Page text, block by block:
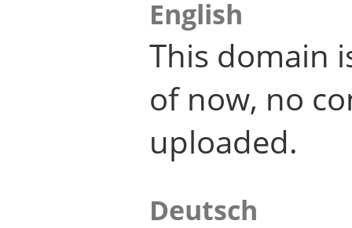
English
This domain
of now, no
uploaded.
Deutsch